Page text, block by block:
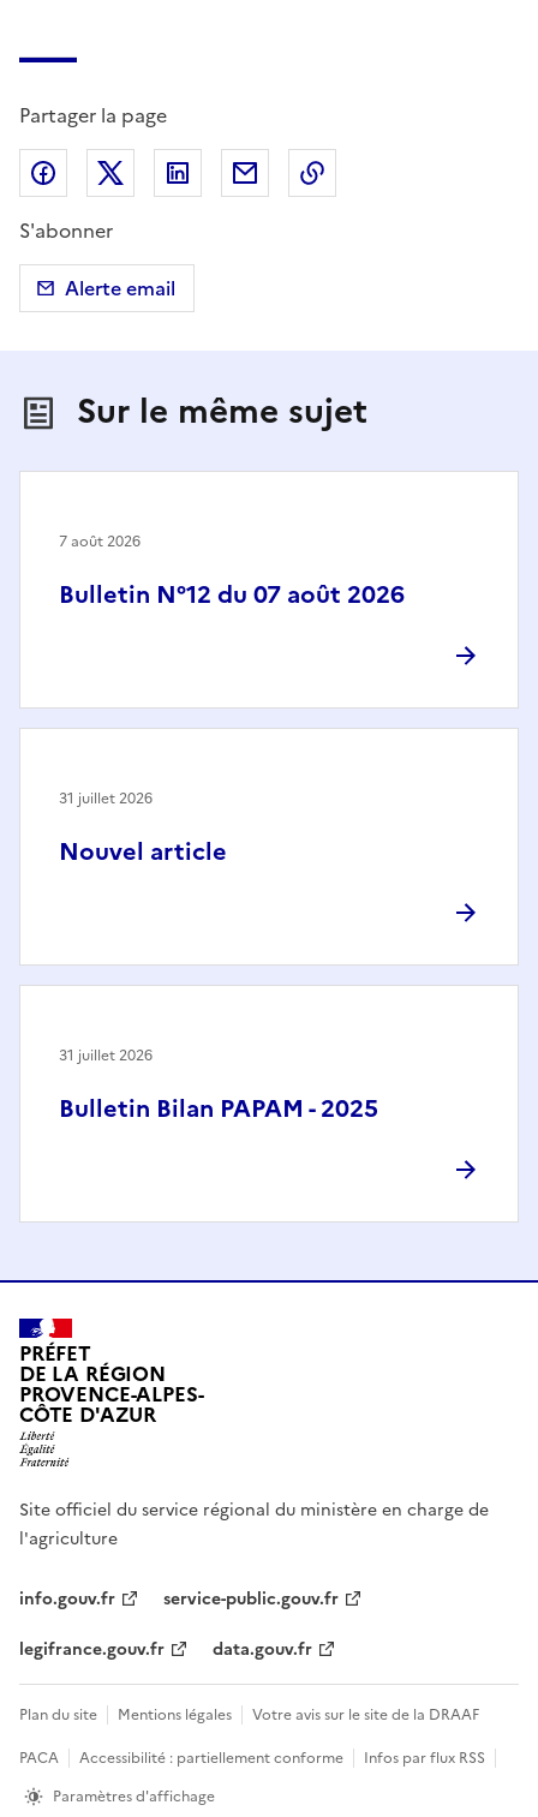
Partager la page
Partager sur Facebook
Partager sur X (anciennement Twitter)
Partager sur LinkedIn
Partager par email
S'abonner
Alerte email
Sur le même sujet
Bulletin N°12 du 07 août 2026
7 août 2026
Nouvel article
31 juillet 2026
Bulletin Bilan PAPAM - 2025
31 juillet 2026
PRÉFET
DE LA RÉGION
PROVENCE-ALPES-
CÔTE D'AZUR
Site officiel du service régional du ministère en charge de
l'agriculture
info.gouv.fr
service-public.gouv.fr
legifrance.gouv.fr
data.gouv.fr
Plan du site Mentions légales
Votre avis sur le site de la DRAAF
PACA
Accessibilité : partiellement conforme
Infos par flux RSS
Paramètres d'affichage